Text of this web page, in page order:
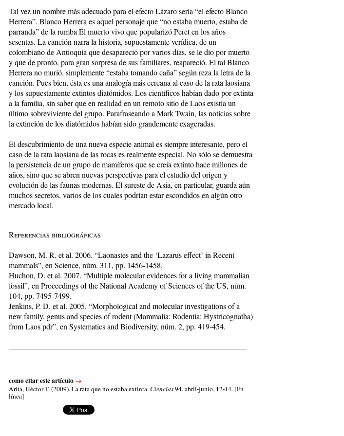
Tal vez un nombre más ade­cuado para el efecto Lá­za­ro sería “el efecto Blanco
Herrera”. Blanco Herrera es aquel personaje que “no estaba muer­to, estaba de
parranda” de la rumba El muerto vivo que popularizó Peret en los años
sesentas. La canción narra la historia, supuestamente ­ve­rídi­ca, de un
colombiano de An­tio­quia que desapareció por varios días, se le dio por muerto
y que de pronto, para gran sor­pre­sa de sus familiares, reapa­reció. El tal Blanco
Herrera no murió, simplemente “estaba to­mando caña” según reza la le­tra de la
canción. Pues bien, ésta es una analogía más cercana al caso de la rata laosiana
y los supuestamente extintos diatómidos. Los científicos ha­bían dado por ex­tinta
a la familia, sin saber que en realidad en un remoto sitio de Laos exis­tía un
último sobreviviente del grupo. Parafraseando a Mark Twain, las noticias sobre
la extinción de los diatómidos habían sido grandemente exageradas.
El descubrimiento de una nueva especie animal es siem­pre interesante, pero el
caso de la rata laosiana de las rocas es realmente especial. No sólo se demuestra
la persistencia de un grupo de mamíferos que se creía extinto hace millones de
años, sino que se abren nuevas perspectivas para el estudio del origen y
evolución de las faunas modernas. El sureste de Asia, en particular, guarda aún
muchos secretos, varios de los cuales podrían estar escondidos en algún otro
mercado local.
Referencias bibliográficas
Dawson, M. R. et al. 2006. “Laonastes and the ‘Lazarus effect’ in Recent
mammals”, en Science, núm. 311, pp. 1456-1458.
Huchon, D. et al. 2007. “Multiple molecular evidences for a living mammalian
fossil”, en Proceedings of the National Academy of Sciences of the US, núm.
104, pp. 7495-7499.
Jenkins, P. D. et al. 2005. “Morphological and mo­lecu­lar investigations of a
new family, genus and species of rodent (Mammalia: Rodentia: Hystricognatha)
from Laos pdr”, en Systematics and Biodiversity, núm. 2, pp. 419-454.
como citar este artículo →
Arita, Héctor T.(2009). La rata que no estaba extinta. Ciencias94, abril-junio, 12-14. [En
línea]